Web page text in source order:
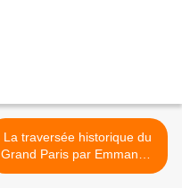
La traversée historique du
Grand Paris par Emmanuel
Bellanger >